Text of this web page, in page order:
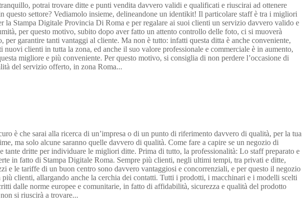
potrai trovare ditte e punti vendita davvero validi e qualificati e riuscirai ad ottenere
questo settore? Vediamolo insieme, delineandone un identikit! Il particolare staff è tra i migliori
Stampa Digitale Provincia Di Roma e per regalare ai suoi clienti un servizio davvero valido e
per questo motivo, subito dopo aver fatto un attento controllo delle foto, ci si muoverà
garantire tanti vantaggi al cliente. Ma non è tutto: infatti questa ditta è anche conveniente,
clienti in tutta la zona, ed anche il suo valore professionale e commerciale è in aumento,
migliore e più conveniente. Per questo motivo, si consiglia di non perdere l’occasione di
del servizio offerto, in zona Roma...
è che sarai alla ricerca di un’impresa o di un punto di riferimento davvero di qualità, per la tua
ma solo alcune saranno quelle davvero di qualità. Come fare a capire se un negozio di
dritte per individuare le migliori ditte. Prima di tutto, la professionalità: Lo staff preparato e
in fatto di Stampa Digitale Roma. Sempre più clienti, negli ultimi tempi, tra privati e ditte,
e le tariffe di un buon centro sono davvero vantaggiosi e concorrenziali, e per questo il negozio
clienti, allargando anche la cerchia dei contatti. Tutti i prodotti, i macchinari e i modelli scelti
dalle norme europee e comunitarie, in fatto di affidabilità, sicurezza e qualità del prodotto
si riuscirà a trovare...